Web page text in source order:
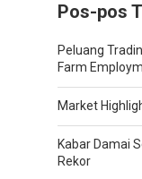
Pos-pos
Peluang
Farm
Market
Kabar Damai
Rekor